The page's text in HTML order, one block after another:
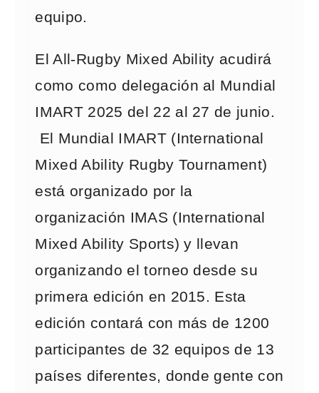
equipo.
El All-Rugby Mixed Ability acudirá
como como delegación al Mundial
IMART 2025 del 22 al 27 de junio.
El Mundial IMART (International
Mixed Ability Rugby Tournament)
está organizado por la
organización IMAS (International
Mixed Ability Sports) y llevan
organizando el torneo desde su
primera edición en 2015. Esta
edición contará con más de 1200
participantes de 32 equipos de 13
países diferentes, donde gente con